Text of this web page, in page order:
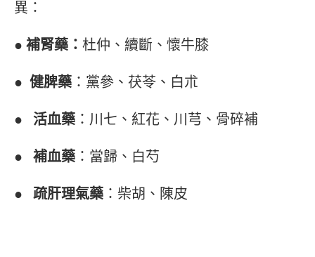
異：
● 補腎藥： 杜仲、續斷、懷牛膝
● 健脾藥 ：黨參、茯苓、白朮
● 活血藥 ：川七、紅花、川芎、骨碎補
● 補血藥 ：當歸、白芍
● 疏肝理氣藥 ：柴胡、陳皮